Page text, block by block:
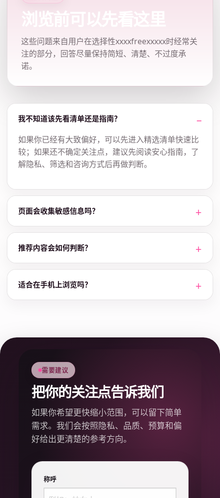
浏览前可以先看这里
这些问题来自用户在选择性xxxxfreexxxxx时经常关
注的部分，回答尽量保持简短、清楚、不过度承
诺。
我不知道该先看清单还是指南？
如果你已经有大致偏好，可以先进入精选清单快速比
较；如果还不确定关注点，建议先阅读安心指南，了
解隐私、筛选和咨询方式后再做判断。
页面会收集敏感信息吗？
推荐内容会如何判断？
适合在手机上浏览吗？
需要建议
把你的关注点告诉我们
如果你希望更快缩小范围，可以留下简单
需求。我们会按照隐私、品质、预算和偏
好给出更清楚的参考方向。
称呼